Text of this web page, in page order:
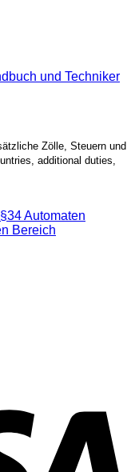
und Techniker
Zölle, Steuern und
additional duties,
Automaten
Bereich